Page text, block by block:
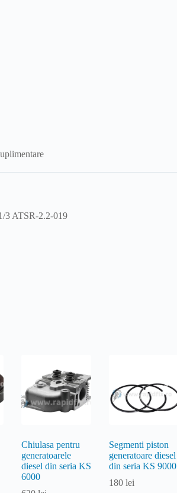
3 ATSR-2.2-019
Chiulasa pentru
generatoarele
diesel din seria KS
6000
Segmenti piston
generatoare diesel
din seria KS 9000
180 lei